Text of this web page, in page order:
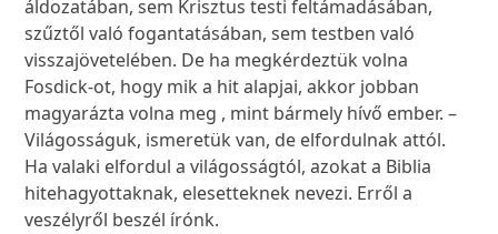
áldozatában, sem Krisztus testi feltámadásában,
szűztől való fogantatásában, sem testben való
visszajövetelében. De ha megkérdeztük volna
Fosdick-ot, hogy mik a hit alapjai, akkor jobban
magyarázta volna meg , mint bármely hívő ember. –
Világosságuk, ismeretük van, de elfordulnak attól.
Ha valaki elfordul a világosságtól, azokat a Biblia
hitehagyottaknak, elesetteknek nevezi. Erről a
veszélyről beszél írónk.